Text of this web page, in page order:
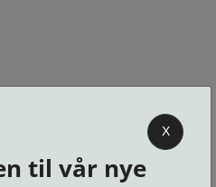
X
til vår nye